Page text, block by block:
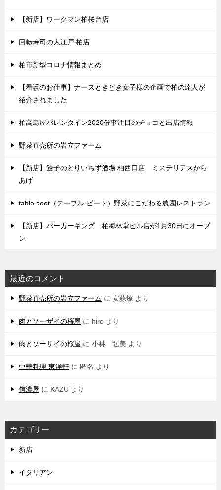
【新店】ワークマン柏桜台店
回転寿司の大江戸 柏店
柏市新型コロナ情報まとめ
【看護のお仕事】ナースときどき女子様の企画で柏の達人が
紹介されました
柏高島屋バレンタイン2020催事注目のチョコと出店情報
野菜直売所の岩立ファーム
【新店】餃子のとりいちず酒場 柏西口店 ミステリアスから
あげ
table beet（テーブル ビート）野菜にこだわる農園レストラン
【新店】バーガーキング 柏梅林堂ビル店が1月30日にオープ
ン
最近のコメント
野菜直売所の岩立ファーム に 安蒜燎 より
肉とソーザイの桜屋 に hiro より
肉とソーザイの桜屋 に 小林 弘美 より
中華料理 東洋軒 に 匿名 より
信濃屋 に KAZU より
カテゴリー
新店
イタリアン